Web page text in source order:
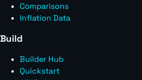
Comparisons
Inflation Data
Build
Builder Hub
Quickstart